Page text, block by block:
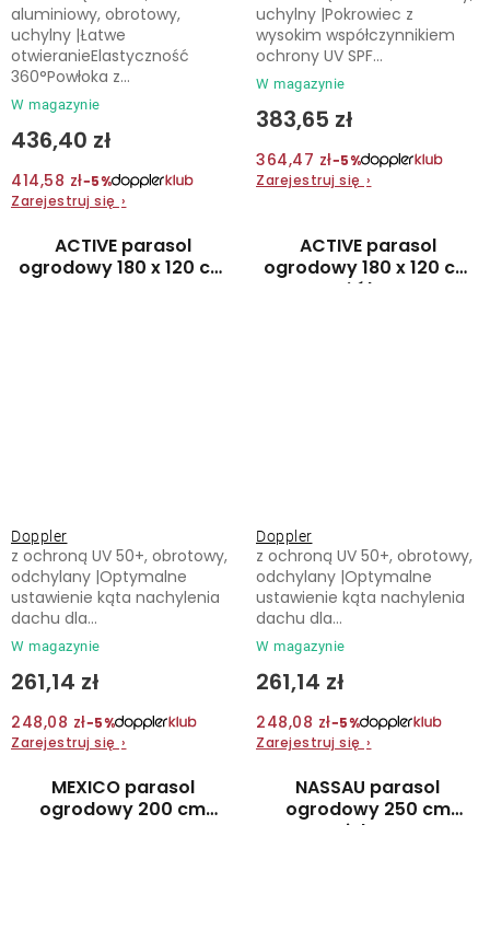
W magazynie
436,40 zł
414,58 zł−5%
Zarejestruj się ›
aluminiowy, obrotowy,
uchylny |Łatwe
otwieranieElastyczność
360°Powłoka z...
W magazynie
383,65 zł
364,47 zł−5%
Zarejestruj się ›
uchylny |Pokrowiec z
wysokim współczynnikiem
ochrony UV SPF...
ACTIVE parasol
ogrodowy 180 x 120 cm
Doppler
W magazynie
261,14 zł
248,08 zł−5%
Zarejestruj się ›
z ochroną UV 50+, obrotowy,
odchylany |Optymalne
ustawienie kąta nachylenia
dachu dla...
ACTIVE parasol
ogrodowy 180 x 120 cm
żółty
Doppler
W magazynie
261,14 zł
248,08 zł−5%
Zarejestruj się ›
z ochroną UV 50+, obrotowy,
odchylany |Optymalne
ustawienie kąta nachylenia
dachu dla...
MEXICO parasol
ogrodowy 200 cm
NASSAU parasol
ogrodowy 250 cm
zielony